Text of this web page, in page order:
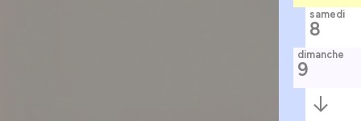
samedi
8
dimanche
9
Semaine
suivante